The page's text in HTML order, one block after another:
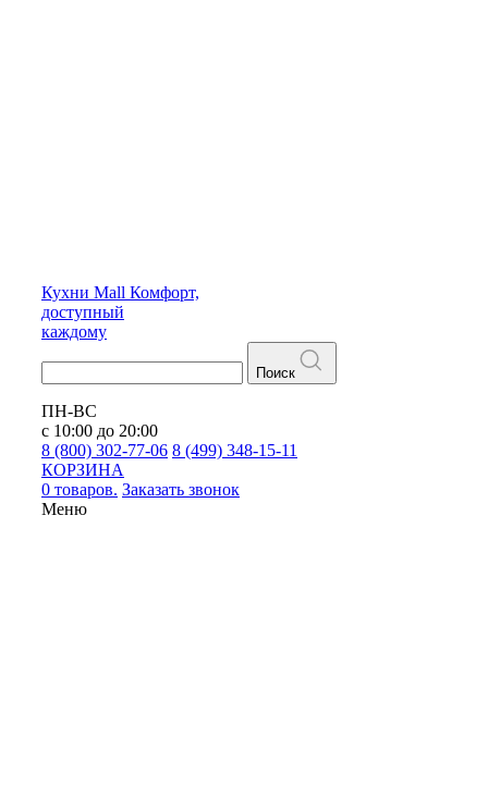
Кухни Mall Комфорт,
доступный
каждому
Поиск
ПН-ВС
с 10:00 до 20:00
8 (800) 302-77-06 8 (499) 348-15-11
КОРЗИНА
0 товаров. Заказать звонок
Меню